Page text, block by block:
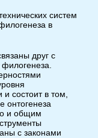
систем
в
друг с
состоит в том,
онтогенеза
и общим
с законами